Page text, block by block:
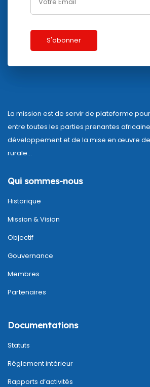
La mission est de servir de plateforme
entre toutes les parties prenantes
développement et de la mise en œuvre de
rurale…
Qui sommes-nous
Historique
Mission & Vision
Objectif
Gouvernance
Membres
Partenaires
Documentations
Statuts
Règlement intérieur
Rapports d’activités